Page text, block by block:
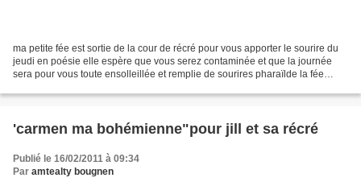
ma petite fée est sortie de la cour de récré pour vous apporter le sourire du
jeudi en poésie elle espère que vous serez contaminée et que la journée
sera pour vous toute ensolleillée et remplie de sourires pharaïlde la fée
'carmen ma bohémienne"pour jill et sa récré
Publié le 16/02/2011 à 09:34
Par amtealty bougnen